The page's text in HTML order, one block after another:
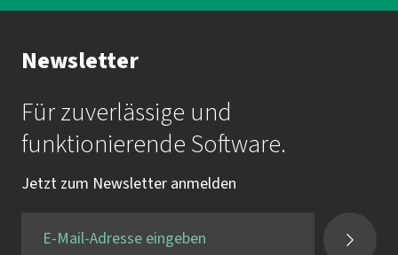
Ihr Ansprechpartner bei imbus
imbus Eventsupport
Mail: veranstaltungen@imbus.de
Tel.:
+49 9131 / 7518-0
Newsletter
Für zuverlässige und
funktionierende Software.
Jetzt zum Newsletter anmelden